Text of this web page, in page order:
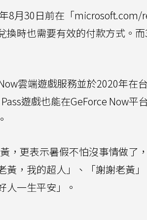
8月30日前在「
換時也需要有效的付款方式。
雲端遊戲服務並於2020年在
遊戲也能在GeForce Now
，更表示暑假不怕沒事情做了
黃，我的超人」、「謝謝老黃
人一生平安」。